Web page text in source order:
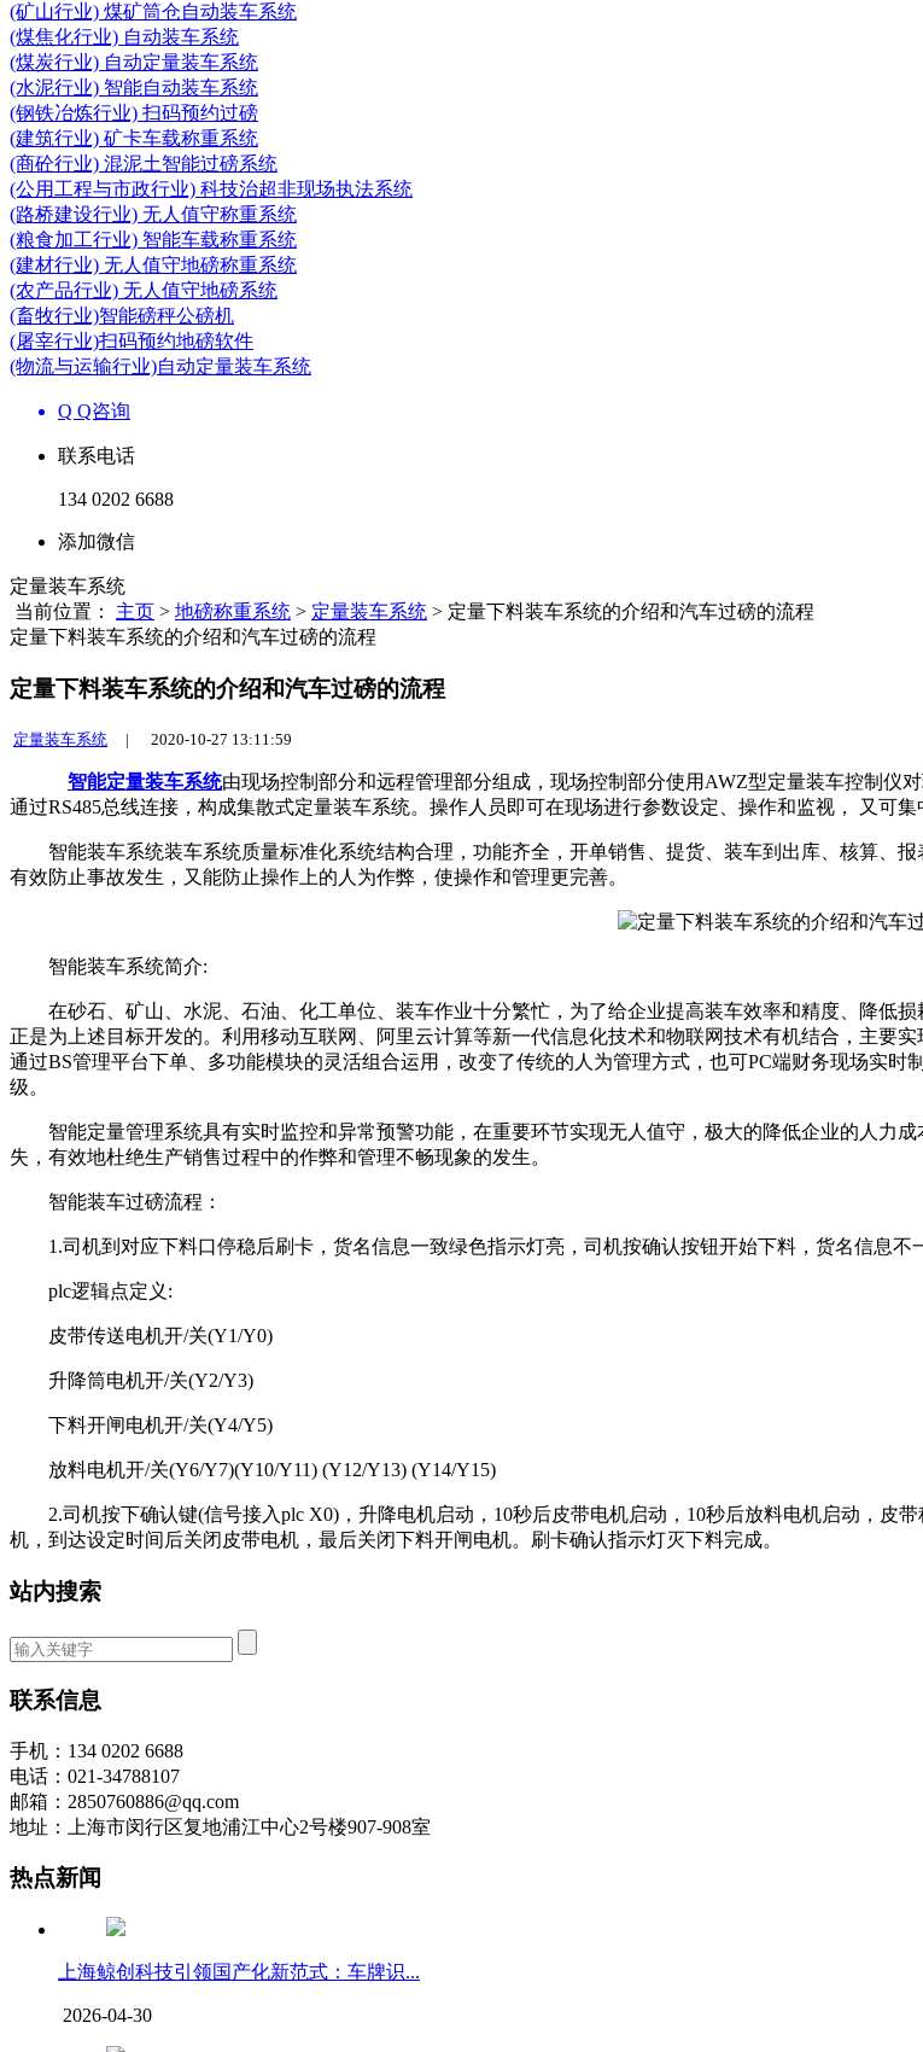
(矿山行业) 煤矿筒仓自动装车系统
(煤焦化行业) 自动装车系统
(煤炭行业) 自动定量装车系统
(水泥行业) 智能自动装车系统
(钢铁冶炼行业) 扫码预约过磅
(建筑行业) 矿卡车载称重系统
(商砼行业) 混泥土智能过磅系统
(公用工程与市政行业) 科技治超非现场执法系统
(路桥建设行业) 无人值守称重系统
(粮食加工行业) 智能车载称重系统
(建材行业) 无人值守地磅称重系统
(农产品行业) 无人值守地磅系统
(畜牧行业)智能磅秤公磅机
(屠宰行业)扫码预约地磅软件
(物流与运输行业)自动定量装车系统
Q Q咨询
联系电话
134 0202 6688
添加微信
定量装车系统
当前位置： 主页 > 地磅称重系统 > 定量装车系统 > 定量下料装车系统的介绍和汽车过磅的流程
定量下料装车系统的介绍和汽车过磅的流程
定量下料装车系统的介绍和汽车过磅的流程
定量装车系统 | 2020-10-27 13:11:59
智能定量装车系统由现场控制部分和远程管理部分组成，现场控制部分使用AWZ型定量装车控制仪
通过RS485总线连接，构成集散式定量装车系统。操作人员即可在现场进行参数设定、操作和监视， 又可
智能装车系统装车系统质量标准化系统结构合理，功能齐全，开单销售、提货、装车到出库、核算、
有效防止事故发生，又能防止操作上的人为作弊，使操作和管理更完善。
智能装车系统简介:
在砂石、矿山、水泥、石油、化工单位、装车作业十分繁忙，为了给企业提高装车效率和精度、降低
正是为上述目标开发的。利用移动互联网、阿里云计算等新一代信息化技术和物联网技术有机结合，主要
通过BS管理平台下单、多功能模块的灵活组合运用，改变了传统的人为管理方式，也可PC端财务现场实
级。
智能定量管理系统具有实时监控和异常预警功能，在重要环节实现无人值守，极大的降低企业的人力
失，有效地杜绝生产销售过程中的作弊和管理不畅现象的发生。
智能装车过磅流程：
1.司机到对应下料口停稳后刷卡，货名信息一致绿色指示灯亮，司机按确认按钮开始下料，货名信息不
plc逻辑点定义:
皮带传送电机开/关(Y1/Y0)
升降筒电机开/关(Y2/Y3)
下料开闸电机开/关(Y4/Y5)
放料电机开/关(Y6/Y7)(Y10/Y11) (Y12/Y13) (Y14/Y15)
2.司机按下确认键(信号接入plc X0)，升降电机启动，10秒后皮带电机启动，10秒后放料电机启动，皮
机，到达设定时间后关闭皮带电机，最后关闭下料开闸电机。刷卡确认指示灯灭下料完成。
站内搜索
联系信息
手机：134 0202 6688
电话：021-34788107
邮箱：2850760886@qq.com
地址：上海市闵行区复地浦江中心2号楼907-908室
热点新闻
上海鲸创科技引领国产化新范式：车牌识...
2026-04-30